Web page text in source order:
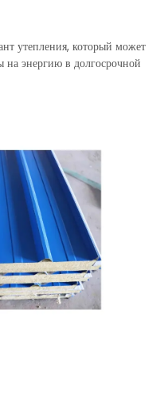
утепления, который может
на энергию в долгосрочной